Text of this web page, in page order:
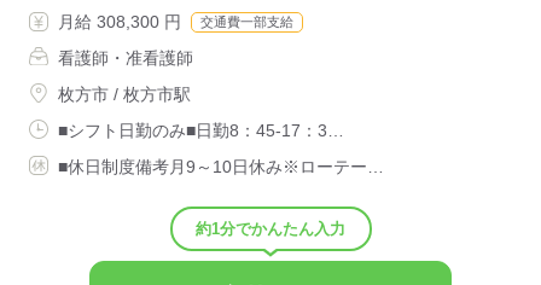
月給 308,300 円 交通費一部支給
看護師・准看護師
枚方市 / 枚方市駅
■シフト日勤のみ■日勤8：45-17：3…
■休日制度備考月9～10日休み※ローテー…
約1分でかんたん入力